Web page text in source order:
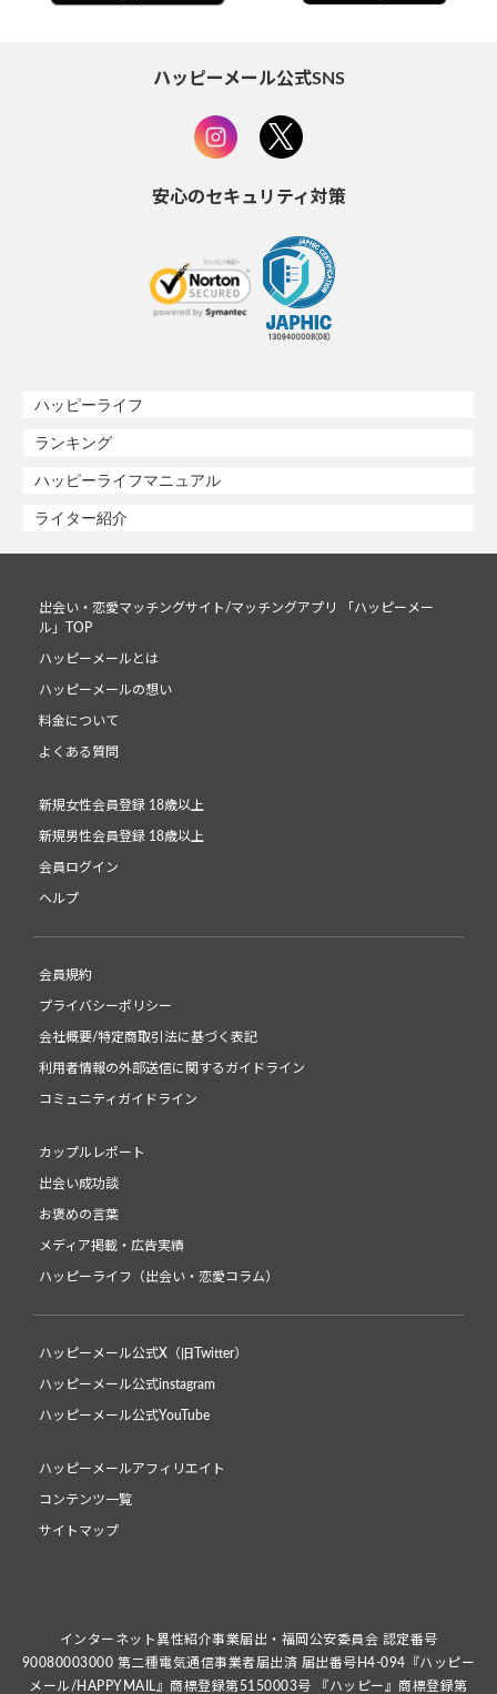
ハッピーメール公式SNS
安心のセキュリティ対策
ハッピーライフ
ランキング
ハッピーライフマニュアル
ライター紹介
出会い・恋愛マッチングサイト/マッチングアプリ 「ハッピーメー
ル」TOP
ハッピーメールとは
ハッピーメールの想い
料金について
よくある質問
新規女性会員登録 18歳以上
新規男性会員登録 18歳以上
会員ログイン
ヘルプ
会員規約
プライバシーポリシー
会社概要/特定商取引法に基づく表記
利用者情報の外部送信に関するガイドライン
コミュニティガイドライン
カップルレポート
出会い成功談
お褒めの言葉
メディア掲載・広告実績
ハッピーライフ（出会い・恋愛コラム）
ハッピーメール公式X（旧Twitter）
ハッピーメール公式instagram
ハッピーメール公式YouTube
ハッピーメールアフィリエイト
コンテンツ一覧
サイトマップ
インターネット異性紹介事業届出・福岡公安委員会 認定番号
90080003000 第二種電気通信事業者届出済 届出番号H4-094『ハッピー
メール/HAPPYMAIL』商標登録第5150003号 『ハッピー』商標登録第